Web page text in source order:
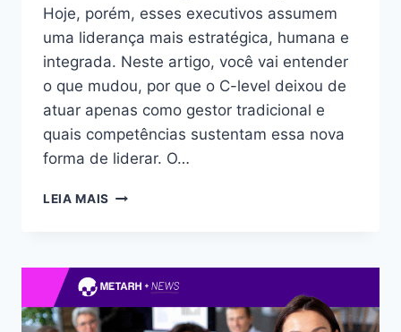
Hoje, porém, esses executivos assumem
uma liderança mais estratégica, humana e
integrada. Neste artigo, você vai entender
o que mudou, por que o C-level deixou de
atuar apenas como gestor tradicional e
quais competências sustentam essa nova
forma de liderar. O…
LEIA MAIS